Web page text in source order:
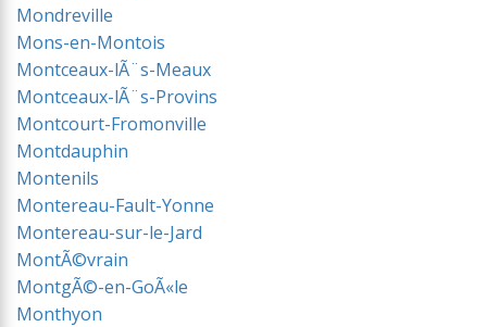
Mondreville
Mons-en-Montois
Montceaux-lÃ¨s-Meaux
Montceaux-lÃ¨s-Provins
Montcourt-Fromonville
Montdauphin
Montenils
Montereau-Fault-Yonne
Montereau-sur-le-Jard
MontÃ©vrain
MontgÃ©-en-GoÃ«le
Monthyon